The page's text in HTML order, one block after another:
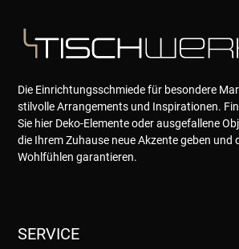
Die Einrichtungsschmiede für besondere
stilvolle Arrangements und Inspirationen.
Sie hier Deko-Elemente oder ausgefallene
die Ihrem Zuhause neue Akzente geben und
Wohlfühlen garantieren.
SERVICE